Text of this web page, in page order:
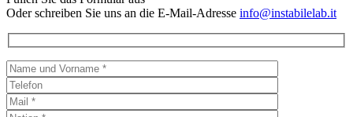
Oder schreiben Sie uns an die E-Mail-Adresse info@instabilelab.it